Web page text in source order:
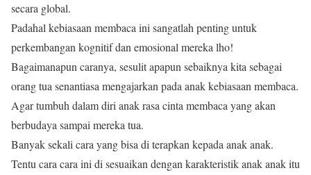
secara global.
Padahal kebiasaan membaca ini sangatlah penting untuk
perkembangan kognitif dan emosional mereka lho!
Bagaimanapun caranya, sesulit apapun sebaiknya kita sebagai
orang tua senantiasa mengajarkan pada anak kebiasaan membaca.
Agar tumbuh dalam diri anak rasa cinta membaca yang akan
berbudaya sampai mereka tua.
Banyak sekali cara yang bisa di terapkan kepada anak anak.
Tentu cara cara ini di sesuaikan dengan karakteristik anak anak itu